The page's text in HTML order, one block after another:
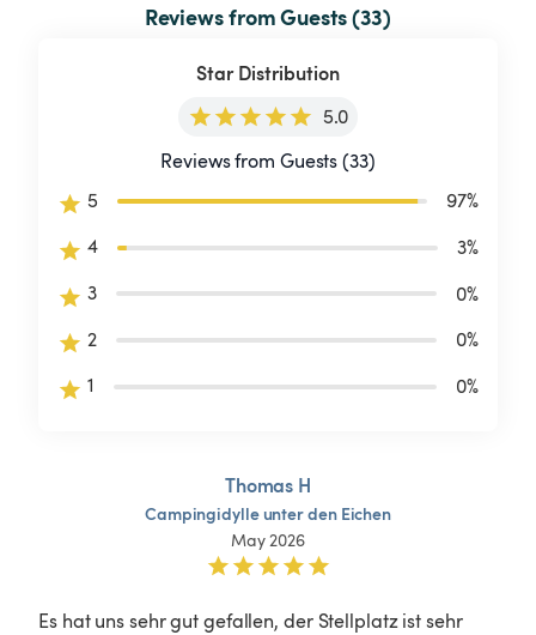
Reviews from Guests (33)
Star Distribution
5.0
Reviews from Guests (33)
5
97%
4
3%
3
0%
2
0%
1
0%
Thomas H
Campingidylle unterden Eichen
May 2026
Es hat uns sehr gut gefallen, der Stellplatz ist sehr